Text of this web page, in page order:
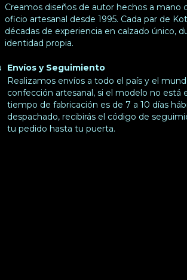
Creamos diseños de autor hechos a mano
oficio artesanal desde 1995. Cada par de
décadas de experiencia en calzado único,
identidad propia.
Envíos y Seguimiento
Realizamos envíos a todo el país y el
confección artesanal, si el modelo no está
tiempo de fabricación es de 7 a 10 días
despachado, recibirás el código de
tu pedido hasta tu puerta.